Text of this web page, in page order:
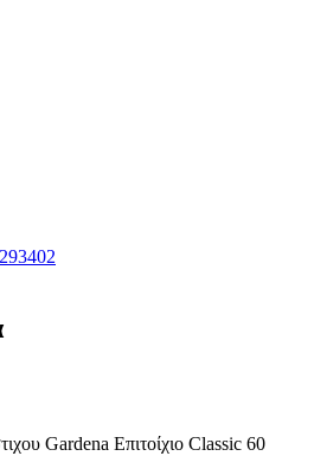
Gardena Επιτοίχιο Classic 60